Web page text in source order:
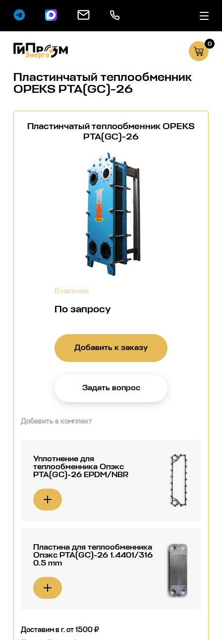
Сервисные
0
Пластинчатый теплообменник
OPEKS PTA(GC)-26
Пластинчатый теплообменник OPEKS
PTA(GC)-26
В наличии
По запросу
Добавить к заказу
Задать вопрос
Добавить в комплект
Уплотнение для
теплообменника Опэкс
РТА(GC)-26 EPDM/NBR
Пластина для теплообменника
Опэкс РТА(GC)-26 1.4401/316
0.5 mm
Доставим в г.от 1500 ₽